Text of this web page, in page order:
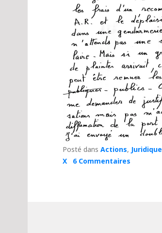
Posté dans Actions, Juridique
X
6 Commentaires